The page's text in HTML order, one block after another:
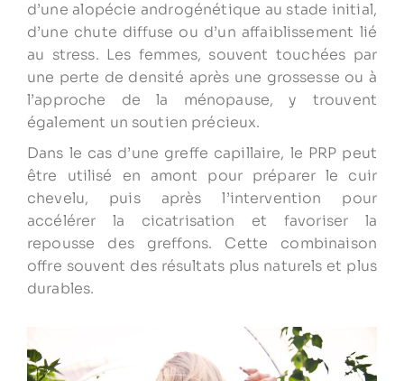
d’une alopécie androgénétique au stade initial,
d’une chute diffuse ou d’un affaiblissement lié
au stress. Les femmes, souvent touchées par
une perte de densité après une grossesse ou à
l’approche de la ménopause, y trouvent
également un soutien précieux.
Dans le cas d’une greffe capillaire, le PRP peut
être utilisé en amont pour préparer le cuir
chevelu, puis après l’intervention pour
accélérer la cicatrisation et favoriser la
repousse des greffons. Cette combinaison
offre souvent des résultats plus naturels et plus
durables.